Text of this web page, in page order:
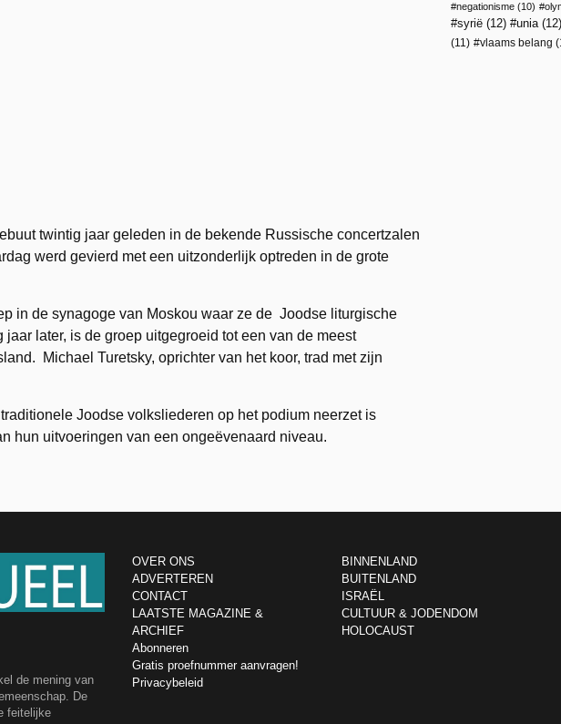
twintig jaar geleden in de bekende Russische concertzalen
werd gevierd met een uitzonderlijk optreden in de grote
in de synagoge van Moskou waar ze de Joodse liturgische
later, is de groep uitgegroeid tot een van de meest
Michael Turetsky, oprichter van het koor, trad met zijn
Joodse volksliederen op het podium neerzet is
hun uitvoeringen van een ongeëvenaard niveau.
negationisme (10)
syrië (12) unia(12)
(11)
vlaams belang
de mening van
De
feitelijke
OVER ONS
ADVERTEREN
CONTACT
LAATSTE MAGAZINE &
ARCHIEF
Abonneren
Gratis proefnummer aanvragen!
Privacybeleid
BINNENLAND
BUITENLAND
ISRAËL
CULTUUR & JODENDOM
HOLOCAUST